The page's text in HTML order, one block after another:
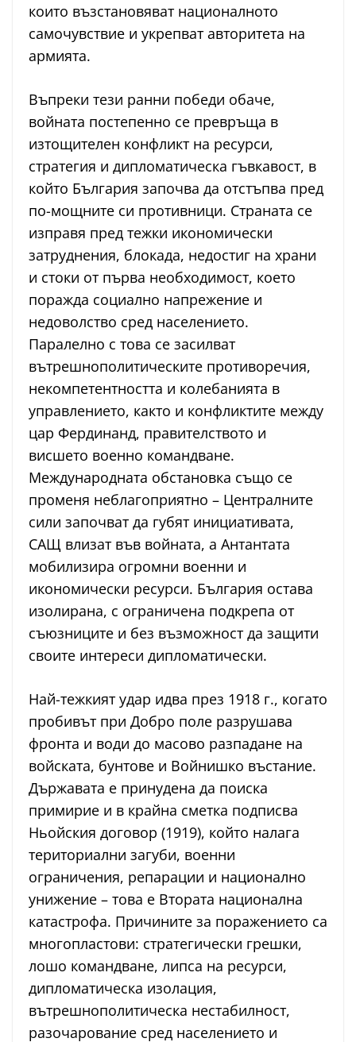
които възстановяват националното
самочувствие и укрепват авторитета на
армията.
Въпреки тези ранни победи обаче,
войната постепенно се превръща в
изтощителен конфликт на ресурси,
стратегия и дипломатическа гъвкавост, в
който България започва да отстъпва пред
по-мощните си противници. Страната се
изправя пред тежки икономически
затруднения, блокада, недостиг на храни
и стоки от първа необходимост, което
поражда социално напрежение и
недоволство сред населението.
Паралелно с това се засилват
вътрешнополитическите противоречия,
некомпетентността и колебанията в
управлението, както и конфликтите между
цар Фердинанд, правителството и
висшето военно командване.
Международната обстановка също се
променя неблагоприятно – Централните
сили започват да губят инициативата,
САЩ влизат във войната, а Антантата
мобилизира огромни военни и
икономически ресурси. България остава
изолирана, с ограничена подкрепа от
съюзниците и без възможност да защити
своите интереси дипломатически.
Най-тежкият удар идва през 1918 г., когато
пробивът при Добро поле разрушава
фронта и води до масово разпадане на
войската, бунтове и Войнишко въстание.
Държавата е принудена да поиска
примирие и в крайна сметка подписва
Ньойския договор (1919), който налага
териториални загуби, военни
ограничения, репарации и национално
унижение – това е Втората национална
катастрофа. Причините за поражението са
многопластови: стратегически грешки,
лошо командване, липса на ресурси,
дипломатическа изолация,
вътрешнополитическа нестабилност,
разочарование сред населението и